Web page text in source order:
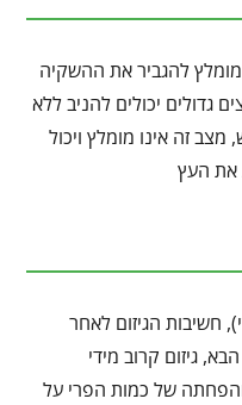
להגביר את ההשקיה
גדולים יכולים להניב ללא
זה אינו מומלץ ויכול
את העץ
חשיבות הגיזום לאחר
גיזום קרוב מידי
והפחתה של כמות הפרי על